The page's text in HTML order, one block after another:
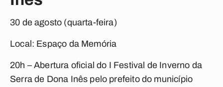
30 de agosto (quarta-feira)
Local: Espaço da Memória
20h – Abertura oficial do I Festival de Inverno da
Serra de Dona Inês pelo prefeito do município